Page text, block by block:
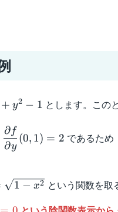
+ y2 − 1 とします。この
\dfrac{\partial
f}{\partial y}
∂y
∂f
(0, 1) = 2 であるため
1 − x2 という関数を取